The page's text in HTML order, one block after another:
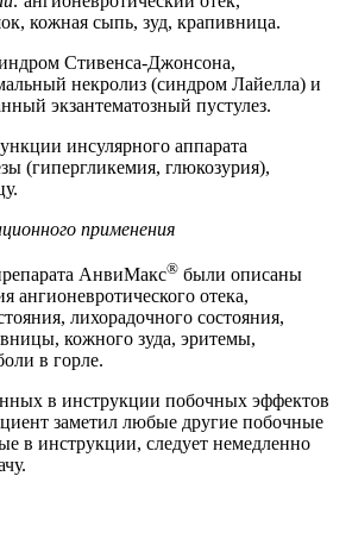
кожная сыпь, зуд, крапивница.
Стивенса-Джонсона,
некролиз (синдром Лайелла) и
экзантематозный пустулез.
инсулярного аппарата
(гипергликемия, глюкозурия),
применения
АнвиМакс® были описаны
ангионевротического отека,
лихорадочного состояния,
кожного зуда, эритемы,
в горле.
в инструкции побочных эффектов
заметил любые другие побочные
в инструкции, следует немедленно